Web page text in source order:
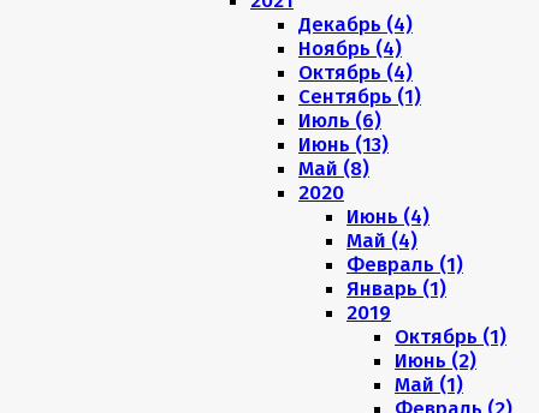
Декабрь (4)
Ноябрь (4)
Октябрь (4)
Сентябрь (1)
Июль (6)
Июнь (13)
Май (8)
2020
Июнь (4)
Май (4)
Февраль (1)
Январь (1)
2019
Октябрь (1)
Июнь (2)
Май (1)
Февраль (2)